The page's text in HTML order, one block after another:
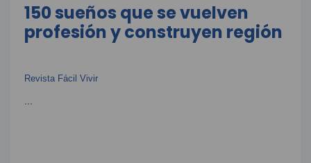
150 sueños que se vuelven
profesión y construyen región
Revista Fácil Vivir